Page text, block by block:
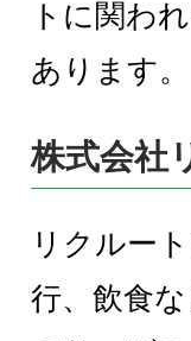
トに関わ
あります。
株式会社
リクルー
行、飲食